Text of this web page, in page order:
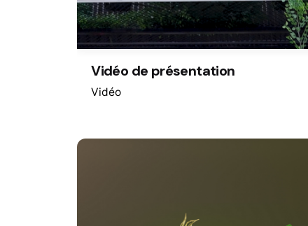
Vidéo de présentation
Vidéo